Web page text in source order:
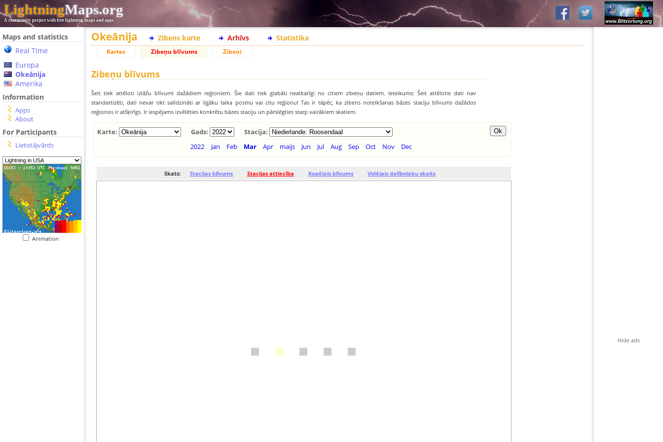
LightningMaps.org
A community project with free lightning maps and apps
Maps and statistics
Real Time
Europa
Okeānija
Amerika
Information
Apps
About
For Participants
Lietotājvārds
Animation
Okeānija Zibens karte Arhīvs Statistika
Kartes Zibeņu blīvums Zibeņi
Zibeņu blīvums
Šeit tiek attēloti izlāžu blīvumi dažādiem reģioniem. Šie dati tiek glabāti neatkarīgi no citiem zibeņu datiem. Ieteikums: Šeit attēlotie dati nav
standartizēti, dati nevar tikt salīdzināti ar ilgāku laika posmu vai citu reģionu! Tas ir tāpēc, ka zibens noteikšanas bāzes staciju blīvums dažādos
reģionos ir atšķirīgs. Ir iespējams izvēlēties konkrētu bāzes staciju un pārslēgties starp vairākiem skatiem.
Karte: Gads:
Stacija:
2022
Jan Feb Mar Apr maijs Jun Jul Aug Sep Oct Nov Dec
Skats: Stacijas blīvums Stacijas attiecība Kopējais blīvums Vidējais dalībnieku skaits
Hide ads